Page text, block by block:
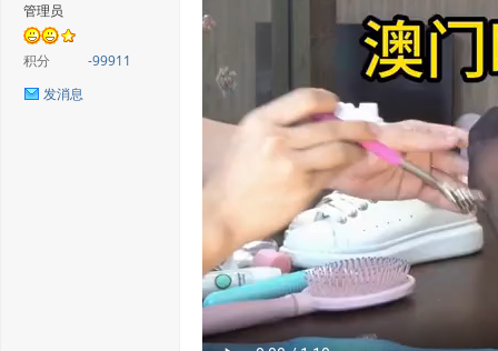
管理员
积分
-99911
发消息